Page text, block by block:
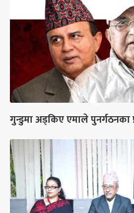
गुन्डुमा अड्किए एमाले पुनर्गठनका